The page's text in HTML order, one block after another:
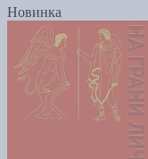
Новинка